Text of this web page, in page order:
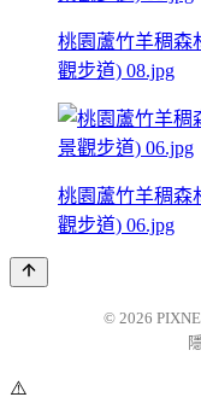
桃園蘆竹羊稠森
觀步道) 08.jpg
桃園蘆竹羊稠森
觀步道) 06.jpg
© 2026
⚠️